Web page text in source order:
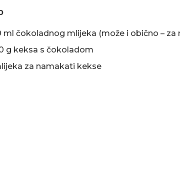
ml čokoladnog mlijeka (može i obično – za
g keksa s čokoladom
za namakati kekse